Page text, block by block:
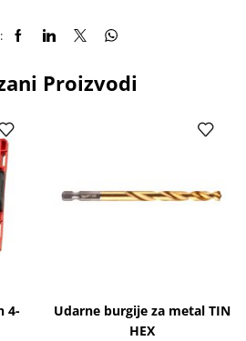
Proizvodi
4-
Udarne burgije za metal TIN
HEX